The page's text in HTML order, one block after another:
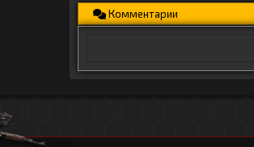
Комментарии